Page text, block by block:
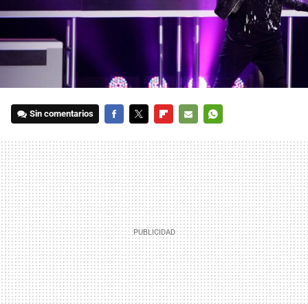
Sin comentarios
MAIL